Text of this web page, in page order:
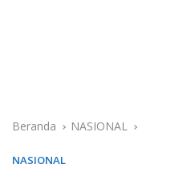
Beranda NASIONAL
NASIONAL